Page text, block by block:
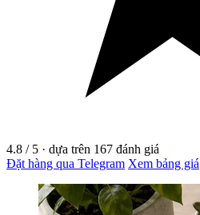
4.8 / 5 · dựa trên 167 đánh giá
Đặt hàng qua Telegram Xem bảng giá